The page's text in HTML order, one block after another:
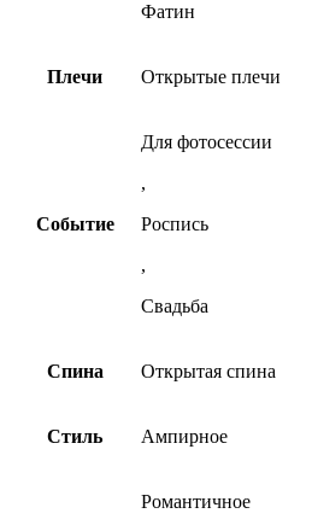
Фатин
Плечи Открытые плечи
Событие
Для фотосессии
,
Роспись
,
Свадьба
Спина Открытая спина
Стиль Ампирное
Романтичное